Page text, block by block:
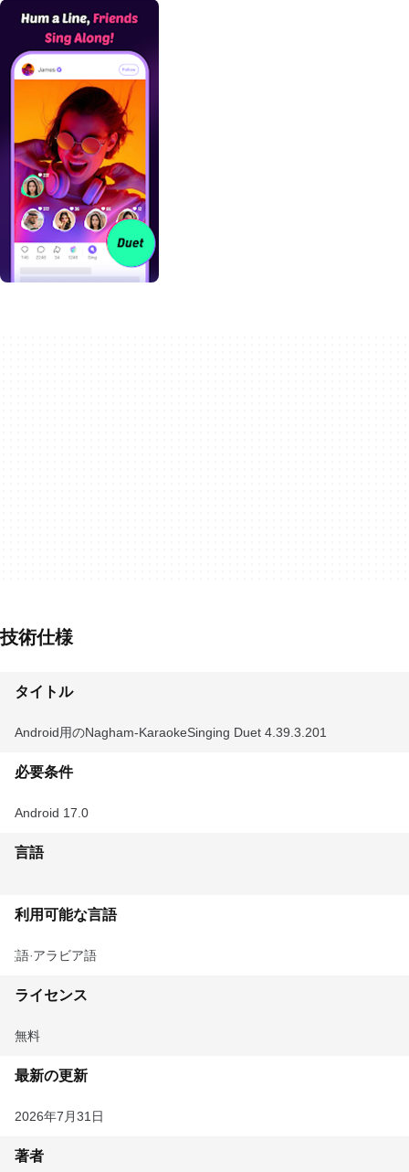
技術仕様
タイトル
Android用のNagham-KaraokeSinging Duet 4.39.3.201
必要条件
Android 17.0
言語
利用可能な言語
英語 アラビア語
ライセンス
無料
最新の更新
2026年7月31日
著者